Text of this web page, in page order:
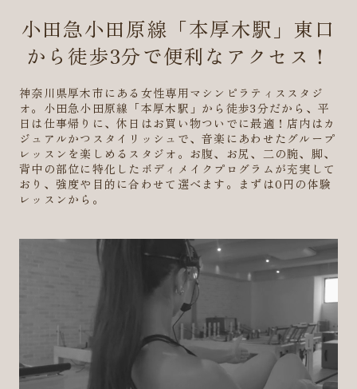
小田急小田原線「本厚木駅」東口
から徒歩3分で便利なアクセス！
神奈川県厚木市にある女性専用マシンピラティススタジ
オ。小田急小田原線「本厚木駅」から徒歩3分だから、平
日は仕事帰りに、休日はお買い物ついでに最適！店内はカ
ジュアルかつスタイリッシュで、音楽にあわせたグループ
レッスンを楽しめるスタジオ。お腹、お尻、二の腕、脚、
背中の部位に特化したボディメイクプログラムが充実して
おり、強度や目的に合わせて選べます。まずは0円の体験
レッスンから。